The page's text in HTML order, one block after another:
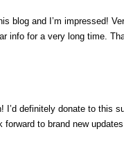
blog and I’m impressed!
info for a very long time.
I’d definitely donate to this
to brand new